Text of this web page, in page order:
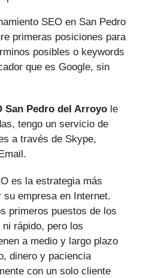
SEO en San Pedro
primeras posiciones para
posibles o keywords
que es Google, sin
San Pedro del Arroyo le
tengo un servicio de
a través de Skype,
es la estrategia más
empresa en Internet.
primeros puestos de los
rápido, pero los
a medio y largo plazo
dinero y paciencia
con un solo cliente